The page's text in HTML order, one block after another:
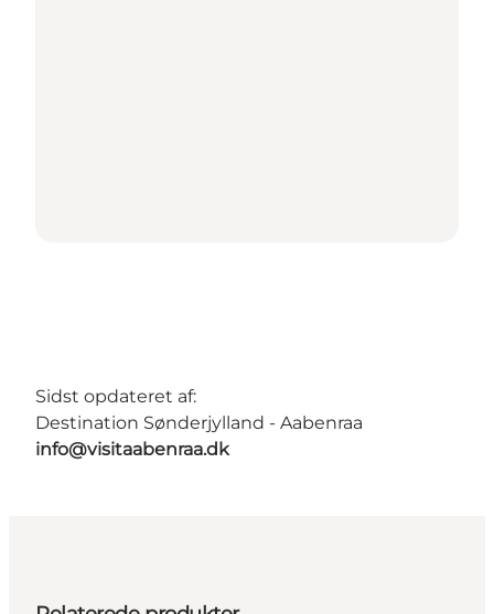
Sidst opdateret af:
Destination Sønderjylland - Aabenraa
info@visitaabenraa.dk